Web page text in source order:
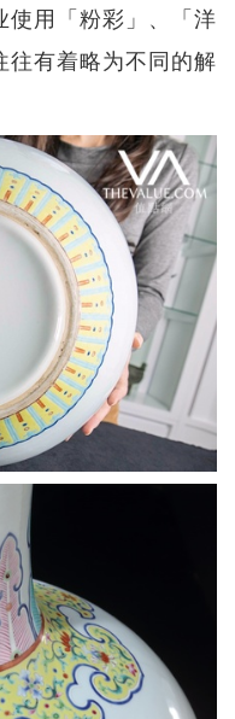
用「粉彩」、「洋
有着略为不同的解